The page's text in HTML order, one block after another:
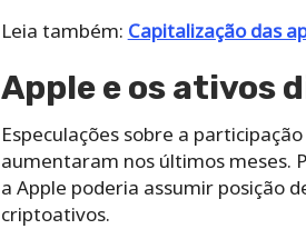
Leia também: Capitalização das
Apple e os ativos
Especulações sobre a
aumentaram nos últimos meses.
a Apple poderia assumir posição
criptoativos.